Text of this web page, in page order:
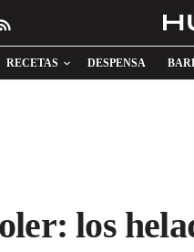
RECETAS DESPENSA
los